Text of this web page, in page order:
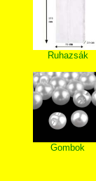
Ruhazsák
Gombok